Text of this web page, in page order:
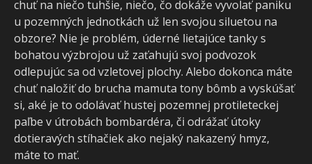
chuť na niečo tuhšie, niečo, čo dokáže vyvolať paniku
u pozemných jednotkách už len svojou siluetou na
obzore? Nie je problém, úderné lietajúce tanky s
bohatou výzbrojou už zaťahujú svoj podvozok
odlepujúc sa od vzletovej plochy. Alebo dokonca máte
chuť naložiť do brucha mamuta tony bômb a vyskúšať
si, aké je to odolávať hustej pozemnej protileteckej
paľbe v útrobách bombardéra, či odrážať útoky
dotieravých stíhačiek ako nejaký nakazený hmyz,
máte to mať.